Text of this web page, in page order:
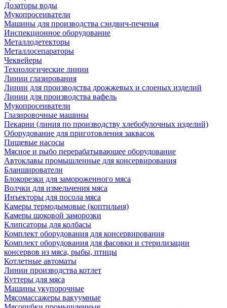
Дозаторы воды
Мукопросеиватели
Машины для производства сэндвич-печенья
Инспекционное оборудование
Металлодетекторы
Металлосепараторы
Чеквейеры
Технологические линии
Линии глазирования
Линии для производства дрожжевых и слоеных изделий
Линии для производства вафель
Мукопросеиватели
Глазировочные машины
Пекарни (линия по производству хлебобулочных изделий)
Оборудование для приготовления заквасок
Пищевые насосы
Мясное и рыбо перерабатывающее оборудование
Автоклавы промышленные для консервирования
Бланширователи
Блокорезки для замороженного мяса
Волчки для измельчения мяса
Инъекторы для посола мяса
Камеры термодымовые (коптильня)
Камеры шоковой заморозки
Клипсаторы для колбасы
Комплект оборудования для консервирования
Комплект оборудования для фасовки и стерилизации
консервов из мяса, рыбы, птицы
Котлетные автоматы
Линии производства котлет
Куттеры для мяса
Машины укупорочные
Мясомассажеры вакуумные